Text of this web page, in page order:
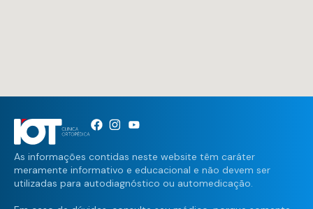
As informações contidas neste website têm caráter
meramente informativo e educacional e não devem ser
utilizadas para autodiagnóstico ou automedicação.